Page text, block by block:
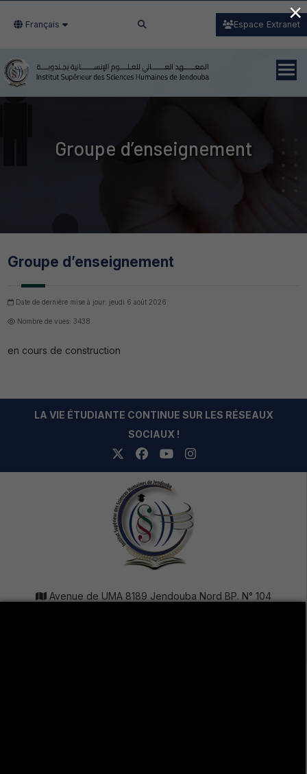
Français Espace Extranet
Groupe d’enseignement
Groupe d’enseignement
Date de dernière mise à jour: jeudi 6 août 2026
Nombre de vues: 3438
en cours de construction
LA VIE ÉTUDIANTE CONTINUE SUR LES RÉSEAUX
SOCIAUX !
Avenue de UMA 8189 Jendouba Nord BP. N° 104
×